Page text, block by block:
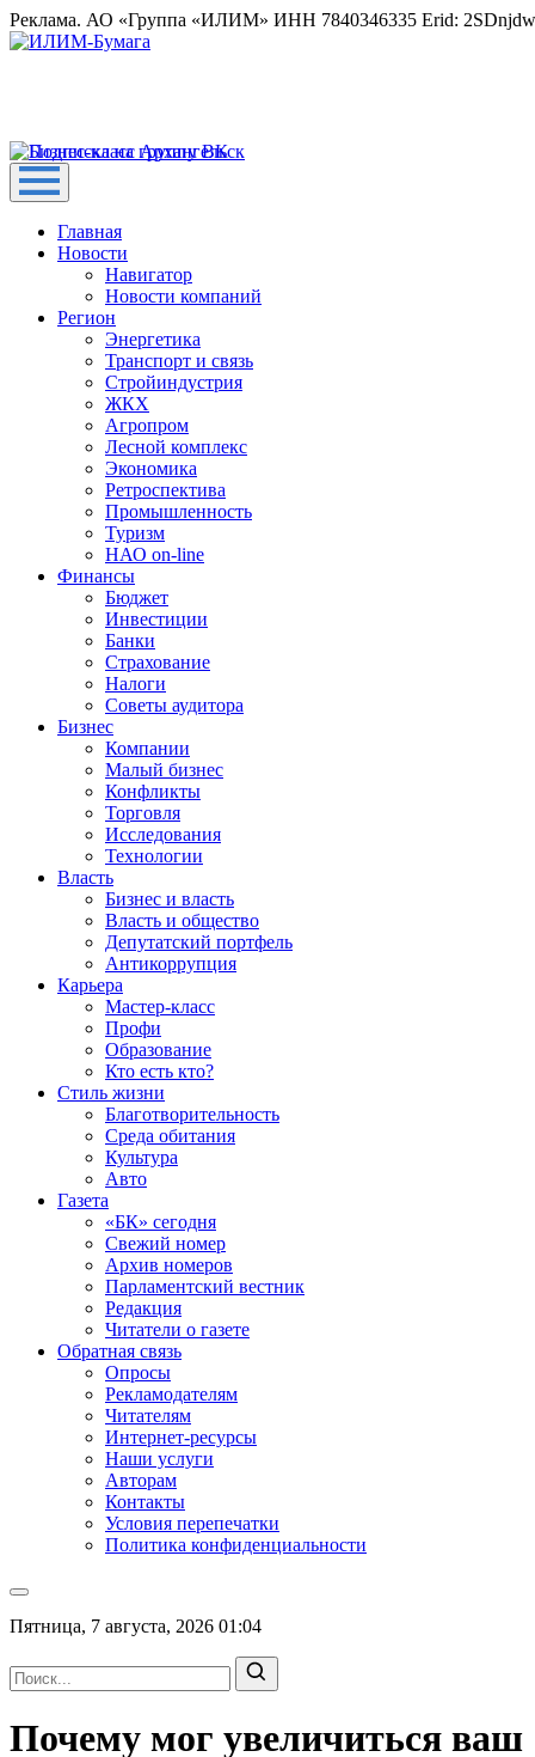
Реклама. АО «Группа «ИЛИМ» ИНН 7840346335 Erid:
Главная
Новости
Навигатор
Новости компаний
Регион
Энергетика
Транспорт и связь
Стройиндустрия
ЖКХ
Агропром
Лесной комплекс
Экономика
Ретроспектива
Промышленность
Туризм
НАО on-line
Финансы
Бюджет
Инвестиции
Банки
Страхование
Налоги
Советы аудитора
Бизнес
Компании
Малый бизнес
Конфликты
Торговля
Исследования
Технологии
Власть
Бизнес и власть
Власть и общество
Депутатский портфель
Антикоррупция
Карьера
Мастер-класс
Профи
Образование
Кто есть кто?
Стиль жизни
Благотворительность
Среда обитания
Культура
Авто
Газета
«БК» сегодня
Свежий номер
Архив номеров
Парламентский вестник
Редакция
Читатели о газете
Обратная связь
Опросы
Рекламодателям
Читателям
Интернет-ресурсы
Наши услуги
Авторам
Контакты
Условия перепечатки
Политика конфиденциальности
Пятница, 7 августа, 2026 01:04
Почему мог увеличиться ваш